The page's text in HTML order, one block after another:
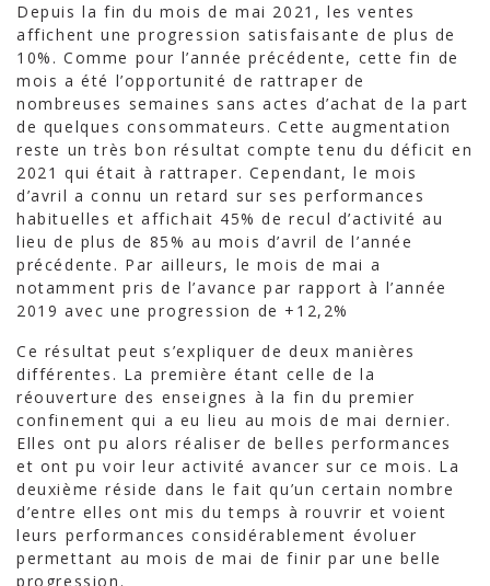
Depuis la fin du mois de mai 2021, les ventes
affichent une progression satisfaisante de plus de
10%. Comme pour l’année précédente, cette fin de
mois a été l’opportunité de rattraper de
nombreuses semaines sans actes d’achat de la part
de quelques consommateurs. Cette augmentation
reste un très bon résultat compte tenu du déficit en
2021 qui était à rattraper. Cependant, le mois
d’avril a connu un retard sur ses performances
habituelles et affichait 45% de recul d’activité au
lieu de plus de 85% au mois d’avril de l’année
précédente. Par ailleurs, le mois de mai a
notamment pris de l’avance par rapport à l’année
2019 avec une progression de +12,2%
Ce résultat peut s’expliquer de deux manières
différentes. La première étant celle de la
réouverture des enseignes à la fin du premier
confinement qui a eu lieu au mois de mai dernier.
Elles ont pu alors réaliser de belles performances
et ont pu voir leur activité avancer sur ce mois. La
deuxième réside dans le fait qu’un certain nombre
d’entre elles ont mis du temps à rouvrir et voient
leurs performances considérablement évoluer
permettant au mois de mai de finir par une belle
progression.